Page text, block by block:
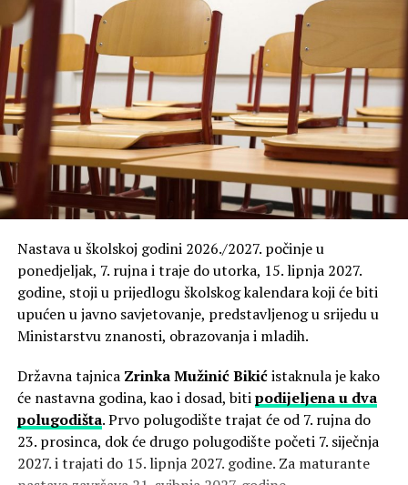
Nastava u školskoj godini 2026./2027. počinje u
ponedjeljak, 7. rujna i traje do utorka, 15. lipnja 2027.
godine, stoji u prijedlogu školskog kalendara koji će biti
upućen u javno savjetovanje, predstavljenog u srijedu u
Ministarstvu znanosti, obrazovanja i mladih.
Državna tajnica Zrinka Mužinić Bikićistaknula je kako
će nastavna godina, kao i dosad, bitipodijeljena u dva
polugodišta. Prvo polugodište trajat će od 7. rujna do
23. prosinca, dok će drugo polugodište početi 7. siječnja
2027. i trajati do 15. lipnja 2027. godine. Za maturante